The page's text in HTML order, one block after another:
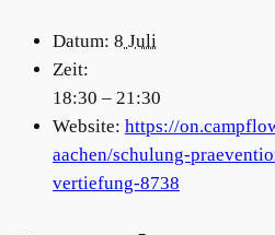
Datum: 8 Juli
Zeit:
18:30 – 21:30
Website: https://
aachen/schulung-
vertiefung-8738